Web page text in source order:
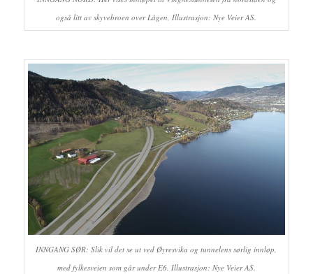
også litt av skyvebroen over Lågen, Illustrasjon: Nye Veier AS.
INNGANG SØR: Slik vil det se ut ved Øyresvika og tunnelens sørlig innløp,
med fylkesveien som går under E6. Illustrasjon: Nye Veier AS.